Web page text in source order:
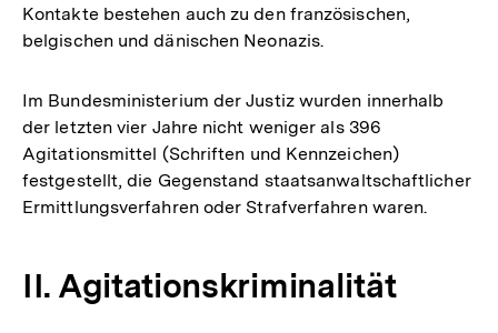
Kontakte bestehen auch zu den französischen,
belgischen und dänischen Neonazis.
Im Bundesministerium der Justiz wurden innerhalb
der letzten vier Jahre nicht weniger als 396
Agitationsmittel (Schriften und Kennzeichen)
festgestellt, die Gegenstand staatsanwaltschaftlicher
Ermittlungsverfahren oder Strafverfahren waren.
II. Agitationskriminalität